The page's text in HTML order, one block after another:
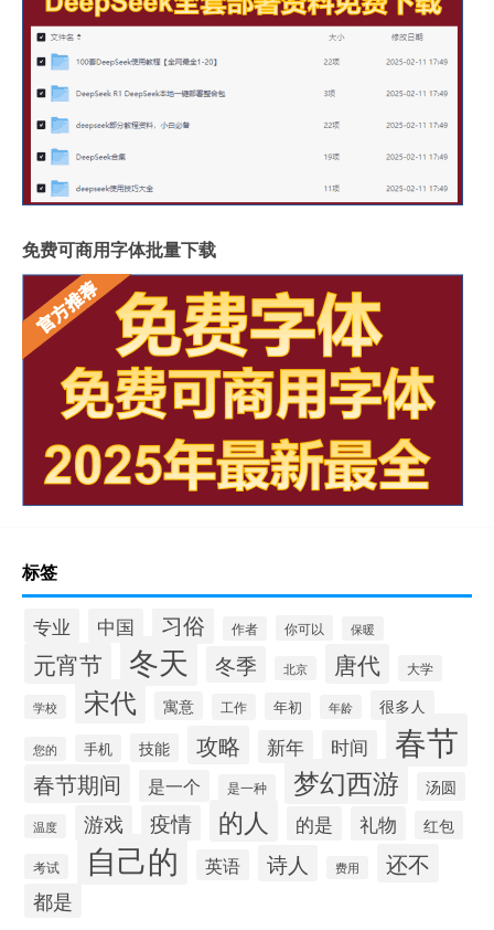
免费可商用字体批量下载
标签
专业 中国 习俗 作者 你可以 保暖
元宵节 冬天 冬季 北京 唐代 大学
学校 宋代 寓意 工作 年初 年龄 很多人
您的 手机 技能 攻略 新年 时间 春节
春节期间 是一个 是一种 梦幻西游 汤圆
温度 游戏 疫情 的人 的是 礼物 红包
考试 自己的 英语 诗人 费用 还不
都是